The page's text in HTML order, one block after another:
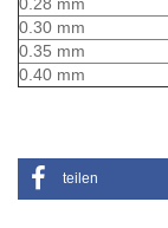
0.30 mm
0.35 mm
0.40 mm
teilen